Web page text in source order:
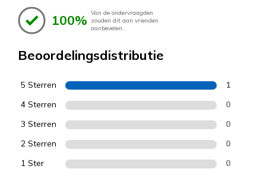
100% Van de ondervraagden
zouden dit aan vrienden
aanbevelen.
Beoordelingsdistributie
5 Sterren 1
4 Sterren 0
3 Sterren 0
2 Sterren 0
1 Ster 0